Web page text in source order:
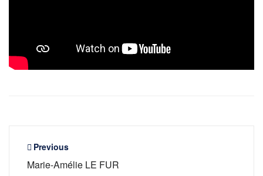
Navigation
de
Previous
Marie-Amélie LE FUR